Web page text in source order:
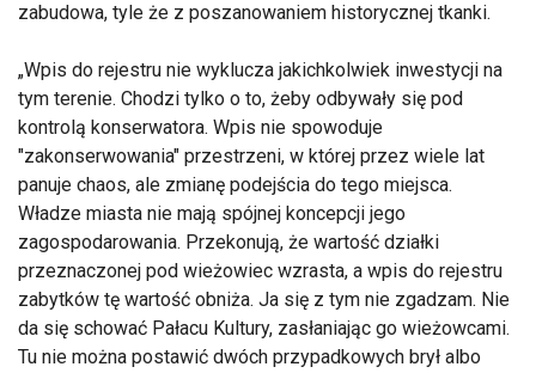
zabudowa, tyle że z poszanowaniem historycznej tkanki.
Wpis do rejestru nie wyklucza jakichkolwiek inwestycji na
tym terenie. Chodzi tylko o to, żeby odbywały się pod
kontrolą konserwatora. Wpis nie spowoduje
"zakonserwowania" przestrzeni, w której przez wiele lat
panuje chaos, ale zmianę podejścia do tego miejsca.
Władze miasta nie mają spójnej koncepcji jego
zagospodarowania. Przekonują, że wartość działki
przeznaczonej pod wieżowiec wzrasta, a wpis do rejestru
zabytków tę wartość obniża. Ja się z tym nie zgadzam. Nie
da się schować Pałacu Kultury, zasłaniając go wieżowcami.
Tu nie można postawić dwóch przypadkowych brył albo